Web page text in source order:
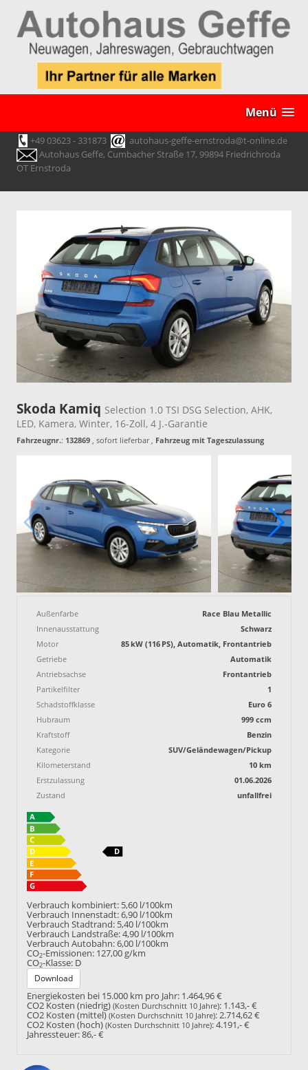
Menü
+49 03623 - 331873
autohaus-geffe-ernstroda@t-online.de
Autohaus Geffe, Cumbacher Straße 17, 99894 Friedrichroda
OT Ernstroda
Skoda Kamiq Selection 1.0 TSI DSG Selection, AHK,
LED, Kamera, Winter, 16-Zoll, 4 J.-Garantie
Fahrzeugnr.: 132869 , sofort lieferbar, Fahrzeug mit Tageszulassung
Außenfarbe
Race Blau Metallic
Innenausstattung
Schwarz
Motor
85 kW (116 PS), Automatik, Frontantrieb
Getriebe
Automatik
Antriebsachse
Frontantrieb
Partikelfilter
1
Schadstoffklasse
Euro 6
Hubraum
999 ccm
Kraftstoff
Benzin
Kategorie
SUV/Geländewagen/Pickup
Kilometerstand
10 km
Erstzulassung
01.06.2026
Zustand
unfallfrei
Verbrauch kombiniert: 5,60 l/100km
Verbrauch Innenstadt:6,90 l/100km
Verbrauch Stadtrand: 5,40 l/100km
Verbrauch Landstraße:4,90 l/100km
Verbrauch Autobahn:6,00 l/100km
CO2-Emissionen: 127,00 g/km
CO2-Klasse: D
Download
Energiekosten bei 15.000 km pro Jahr: 1.464,96 €
CO2 Kosten (niedrig) (Kosten Durchschnitt 10 Jahre): 1.143,- €
CO2 Kosten (mittel) (Kosten Durchschnitt 10 Jahre):2.714,62 €
CO2 Kosten (hoch) (Kosten Durchschnitt 10 Jahre):4.191,- €
Jahressteuer:86,- €